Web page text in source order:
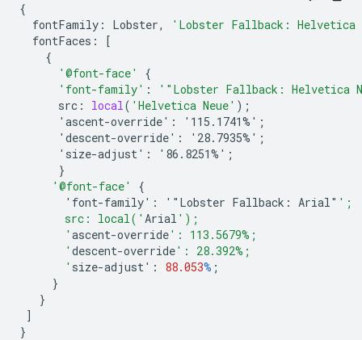
{
fontFamily : Lobster,
'Lobster Fallback: Helvetica
fontFaces :
[
{
'@font-face'
{
'font-family' :
'"Lobster Fallback: Helvetica
src : local( 'Helvetica Neue' );
'ascent-override':
'115.1741%' ;
'descent-override':
'28.7935%' ;
'size-adjust':
'86.8251%' ;
}
'@font-face'
{
'font-family':
'"Lobster Fallback : Arial" ';
       src: local('
Arial ');
       '
ascent-override': 113.5679%;
       '
descent-override': 28.392%;
       '
size-adjust' : 88.053% ;
}
}
]
}